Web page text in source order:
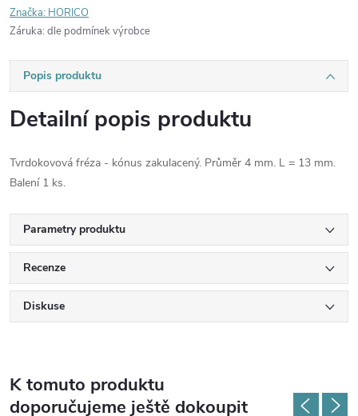
Značka: HORICO
Záruka: dle podmínek výrobce
Popis produktu
Detailní popis produktu
Tvrdokovová fréza - kónus zakulacený. Průměr 4 mm. L = 13 mm.
Balení 1 ks.
Parametry produktu
Recenze
Diskuse
K tomuto produktu
doporučujeme ještě dokoupit